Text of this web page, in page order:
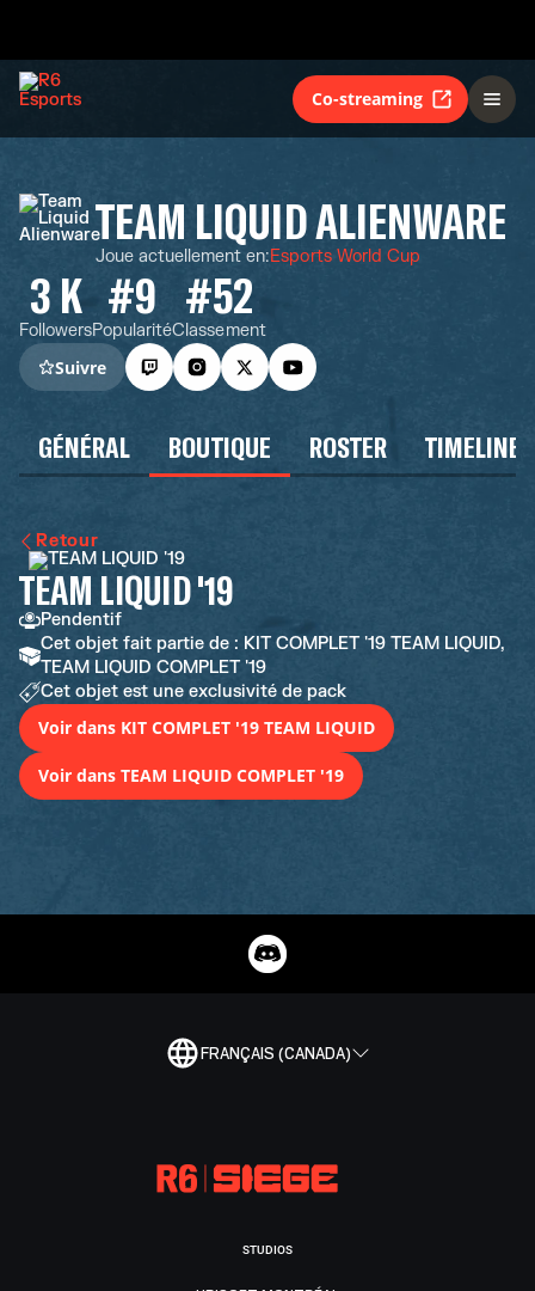
Co-streaming
TEAM LIQUID ALIENWARE
Joue actuellement en:Esports World Cup
3 K
Followers
#9
Popularité
#52
Classement
Suivre
GÉNÉRAL BOUTIQUE ROSTER TIMELINE
Retour
TEAM LIQUID '19
Pendentif
Cet objet fait partie de : KIT COMPLET '19 TEAM LIQUID,
TEAM LIQUID COMPLET '19
Cet objet est une exclusivité de pack
Voir dans KIT COMPLET '19 TEAM LIQUID
Voir dans TEAM LIQUID COMPLET '19
FRANÇAIS (CANADA)
STUDIOS